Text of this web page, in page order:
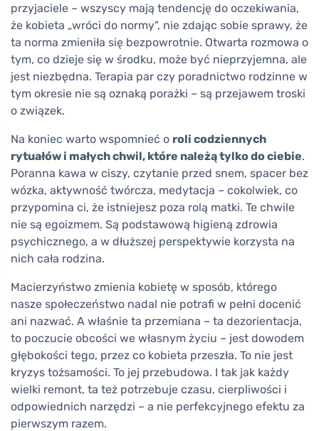
przyjaciele – wszyscy mają tendencję do oczekiwania,
że kobieta „wróci do normy", nie zdając sobie sprawy, że
ta norma zmieniła się bezpowrotnie. Otwarta rozmowa o
tym, co dzieje się w środku, może być nieprzyjemna, ale
jest niezbędna. Terapia par czy poradnictwo rodzinne w
tym okresie nie są oznaką porażki – są przejawem troski
o związek.
Na koniec warto wspomnieć o roli codziennych
rytuałów i małych chwil, które należą tylko do ciebie.
Poranna kawa w ciszy, czytanie przed snem, spacer bez
wózka, aktywność twórcza, medytacja – cokolwiek, co
przypomina ci, że istniejesz poza rolą matki. Te chwile
nie są egoizmem. Są podstawową higieną zdrowia
psychicznego, a w dłuższej perspektywie korzysta na
nich cała rodzina.
Macierzyństwo zmienia kobietę w sposób, którego
nasze społeczeństwo nadal nie potrafi w pełni docenić
ani nazwać. A właśnie ta przemiana – ta dezorientacja,
to poczucie obcości we własnym życiu – jest dowodem
głębokości tego, przez co kobieta przeszła. To nie jest
kryzys tożsamości. To jej przebudowa. I tak jak każdy
wielki remont, ta też potrzebuje czasu, cierpliwości i
odpowiednich narzędzi – a nie perfekcyjnego efektu za
pierwszym razem.